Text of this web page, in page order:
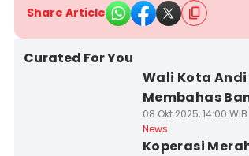
Share Article
Curated For You
Wali Kota Andi
Membahas
08 Okt 2025, 14:00 WIB
News
Koperasi